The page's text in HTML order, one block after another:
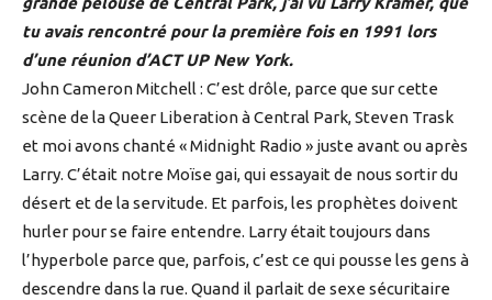
tu avais rencontré pour la première fois en 1991 lors
d’une réunion d’ACT UP New York.
John Cameron Mitchell : C’est drôle, parce que sur cette
scène de la Queer Liberation à Central Park, Steven Trask
et moi avons chanté « Midnight Radio » juste avant ou après
Larry. C’était notre Moïse gai, qui essayait de nous sortir du
désert et de la servitude. Et parfois, les prophètes doivent
hurler pour se faire entendre. Larry était toujours dans
l’hyperbole parce que, parfois, c’est ce qui pousse les gens à
descendre dans la rue. Quand il parlait de sexe sécuritaire